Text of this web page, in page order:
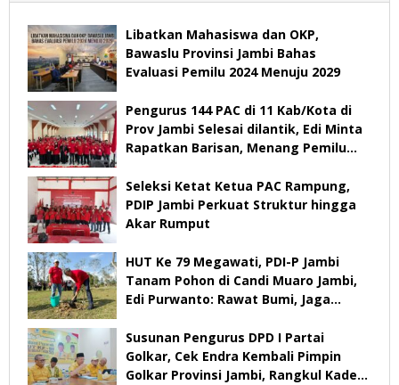
Libatkan Mahasiswa dan OKP,
Bawaslu Provinsi Jambi Bahas
Evaluasi Pemilu 2024 Menuju 2029
Pengurus 144 PAC di 11 Kab/Kota di
Prov Jambi Selesai dilantik, Edi Minta
Rapatkan Barisan, Menang Pemilu
Seleksi Ketat Ketua PAC Rampung,
PDIP Jambi Perkuat Struktur hingga
Akar Rumput
HUT Ke 79 Megawati, PDI-P Jambi
Tanam Pohon di Candi Muaro Jambi,
Edi Purwanto: Rawat Bumi, Jaga
Susunan Pengurus DPD I Partai
Golkar, Cek Endra Kembali Pimpin
Golkar Provinsi Jambi, Rangkul Kader